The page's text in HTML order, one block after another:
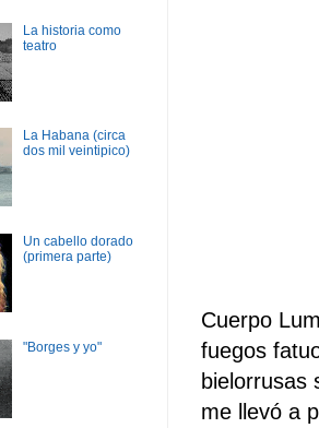
Cuerpo
fuegos
bielorrusas
me llevó a
La historia como
teatro
La Habana (circa
dos mil veintipico)
Un cabello dorado
(primera parte)
"Borges y yo"